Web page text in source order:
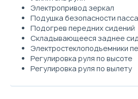
Электропривод зеркал
Подушка безопасности
Подогрев передних сидений
Складывающееся заднее
Электростеклоподъемники
Регулировка руля по высоте
Регулировка руля по вылету